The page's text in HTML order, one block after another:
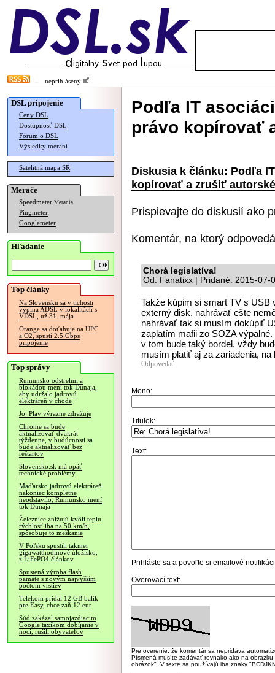
neprihlásený
DSL pripojenie
Ceny DSL
Dostupnosť DSL
Fórum o DSL
Výsledky meraní
Satelitná mapa SR
Merače
Speedmeter Merania
Pingmeter
Googlemeter
Hľadanie
Top články
Na Slovensku sa v tichosti
vypína ADSL v lokalitách s
VDSL, už 31. mája
Orange sa doťahuje na UPC
a O2, spustí 2.5 Gbps
pripojenie
Top správy
Rumunsko odstrelmi a
blokádou mení tok Dunaja,
aby udržalo jadrovú
elektráreň v chode
Joj Play výrazne zdražuje
Chrome sa bude
aktualizovať dvakrát
týždenne, v budúcnosti sa
bude aktualizovať bez
reštartov
Slovensko.sk má opäť
technické problémy
Maďarsko jadrovú elektráreň
nakoniec kompletne
neodstavilo, Rumunsko mení
tok Dunaja
Železnice znižujú kvôli teplu
rýchlosť iba na 50 km/h,
spôsobuje to meškanie
V Poľsku spustili takmer
gigawatthodinové úložisko,
z LiFePO4 článkov
Spustená výroba flash
pamäte s novým najvyšším
počtom vrstiev
Telekom pridal 12 GB balík
pre Easy, chce zaň 12 eur
Súd zakázal samojazdiacim
Google taxíkom dobíjanie v
noci, rušili obyvateľov
Podľa IT
právo kopírovať
Diskusia k článku: Podľa
kopírovať a zrušiť
Prispievajte do diskusií ako
Komentár, na ktorý
Chorá legislatíva!
Od: Fanatixx | Pridané: 2015-07-
Takže kúpim si smart TV s
externý disk, nahrávať ešte
nahrávať tak si musím dokúpiť
zaplatím mafii zo SOZA
v tom bude taký bordel, vždy
musím platiť aj za zariadenia,
Odpovedať
Meno:
Titulok:
Text:
Prihláste sa a povoľte si emailové
Overovací text:
Pre overenie, že komentár sa nepridáva
Písmená musíte zadávať rovnako ako na
obrázok". V texte sa používajú iba znaky